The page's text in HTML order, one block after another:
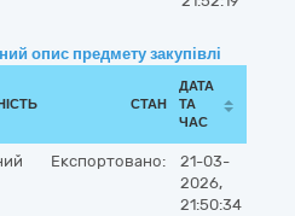
опис предмету закупівлі
СТАН
ДАТА
ТА
ЧАС
Експортовано:
21-03-
2026,
21:50:34